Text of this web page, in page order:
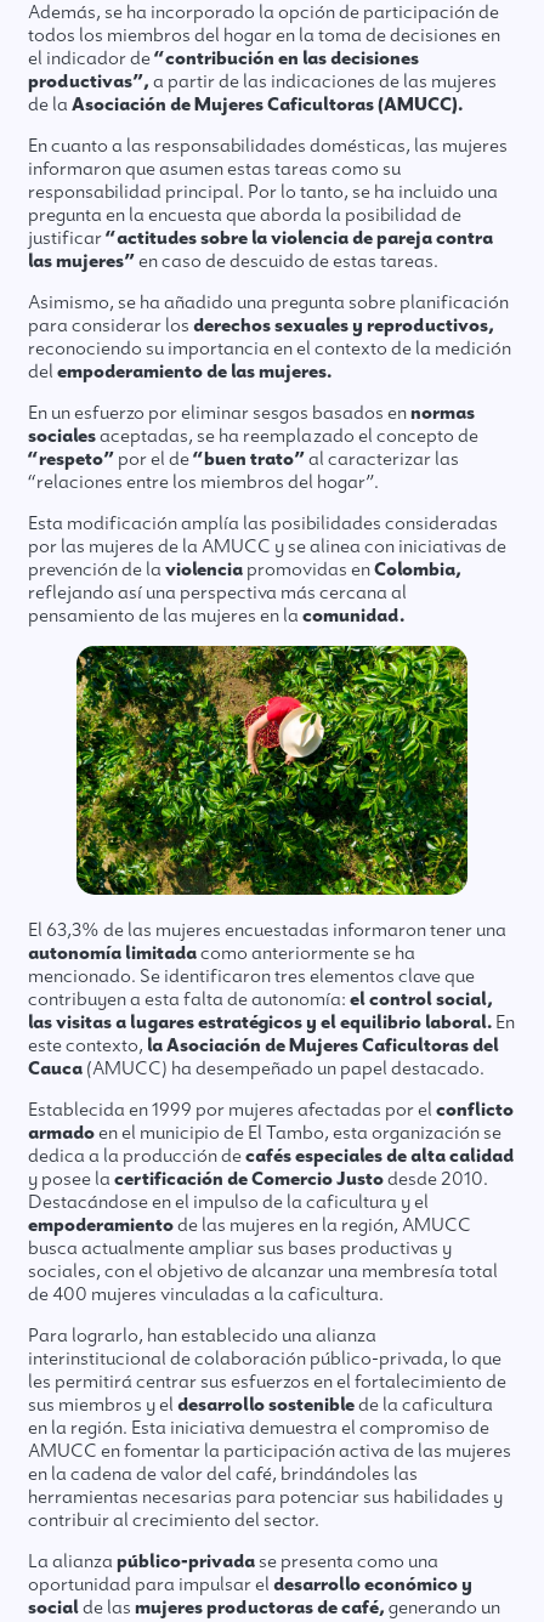
Además, se ha incorporado la opción de participación de
todos los miembros del hogar en la toma de decisiones en
el indicador de“contribución en las decisiones
productivas”, a partir de las indicaciones de las mujeres
de laAsociación de Mujeres Caficultoras (AMUCC).
En cuanto a las responsabilidades domésticas, las mujeres
informaron que asumen estas tareas como su
responsabilidad principal. Por lo tanto, se ha incluido una
pregunta en la encuesta que aborda la posibilidad de
justificar“actitudes sobre la violencia de pareja contra
las mujeres”en caso de descuido de estas tareas.
Asimismo, se ha añadido una pregunta sobre planificación
para considerar losderechos sexuales y reproductivos,
reconociendo su importancia en el contexto de la medición
delempoderamiento de las mujeres.
En un esfuerzo por eliminar sesgos basados ennormas
socialesaceptadas, se ha reemplazado el concepto de
“respeto” por el de“buen trato”al caracterizar las
“relaciones entre los miembros del hogar”.
Esta modificación amplía las posibilidades consideradas
por las mujeres de la AMUCC y se alinea con iniciativas de
prevención de laviolencia promovidas enColombia,
reflejando así una perspectiva más cercana al
pensamiento de las mujeres en lacomunidad.
El 63,3% de las mujeres encuestadas informaron tener una
autonomía limitadacomo anteriormente se ha
mencionado. Se identificaron tres elementos clave que
contribuyen a esta falta de autonomía:el control social,
las visitas a lugares estratégicos y el equilibrio laboral. En
este contexto, la Asociación de Mujeres Caficultoras del
Cauca (AMUCC) ha desempeñado un papel destacado.
Establecida en 1999 por mujeres afectadas por elconflicto
armadoen el municipio de El Tambo, esta organización se
dedica a la producción decafés especiales de alta calidad
y posee lacertificación de Comercio Justodesde 2010.
Destacándose en el impulso de la caficultura y el
empoderamientode las mujeres en la región, AMUCC
busca actualmente ampliar sus bases productivas y
sociales, con el objetivo de alcanzar una membresía total
de 400 mujeres vinculadas a la caficultura.
Para lograrlo, han establecido una alianza
interinstitucional de colaboración público-privada, lo que
les permitirá centrar sus esfuerzos en el fortalecimiento de
sus miembros y eldesarrollo sosteniblede la caficultura
en la región. Esta iniciativa demuestra el compromiso de
AMUCC en fomentar la participación activa de las mujeres
en la cadena de valor del café, brindándoles las
herramientas necesarias para potenciar sus habilidades y
contribuir al crecimiento del sector.
La alianzapúblico-privadase presenta como una
oportunidad para impulsar eldesarrollo económico y
socialde lasmujeres productoras de café, generando un